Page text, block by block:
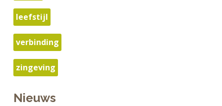
leefstijl
verbinding
zingeving
Nieuws